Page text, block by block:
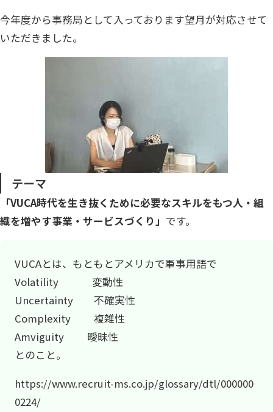
今年度から事務局として入っております望月が対応させて
いただきました。
テーマ
「VUCA時代を生き抜くために必要なスキルをもつ人・組
織を増やす事業・サービスづくり」 です。
VUCAとは、もともとアメリカで軍事用語で
Volatility 変動性
Uncertainty 不確実性
Complexity 複雑性
Amviguity 曖昧性
とのこと。
https://www.recruit-ms.co.jp/glossary/dtl/000000
0224/